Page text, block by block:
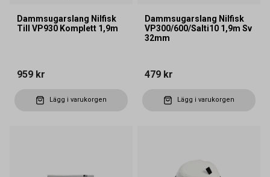
Dammsugarslang Nilfisk
Till VP930 Komplett 1,9m
959 kr
Lägg i varukorgen
Dammsugarslang Nilfisk
VP300/600/Salti10 1,9m Sv
32mm
479 kr
Lägg i varukorgen